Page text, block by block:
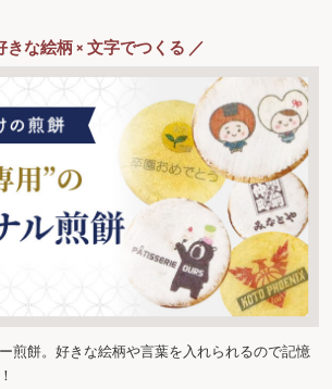
きな絵柄 × 文字でつくる ／
煎餅。好きな絵柄や言葉を入れられるので記憶